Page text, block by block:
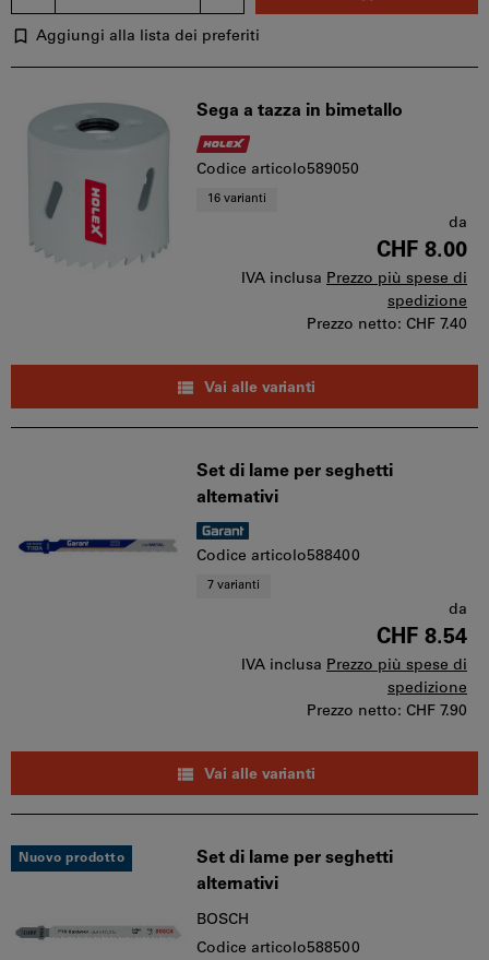
Aggiungi alla lista dei preferiti
Sega a tazza in bimetallo
Codice articolo589050
16 varianti
da
CHF 8.00
IVA inclusa Prezzo più spese di
spedizione
Prezzo netto: CHF 7.40
Vai alle varianti
Set di lame per seghetti
alternativi
Codice articolo588400
7 varianti
da
CHF 8.54
IVA inclusa Prezzo più spese di
spedizione
Prezzo netto: CHF 7.90
Vai alle varianti
Nuovo prodotto
Set di lame per seghetti
alternativi
BOSCH
Codice articolo588500